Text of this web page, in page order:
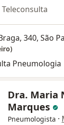
Teleconsulta
340, São
Pneumologia
Dra. Maria
Marques
Pneumologista ·